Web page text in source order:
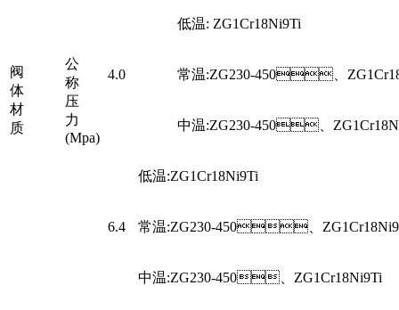
阀
体
材
质
公
称
压
力
(Mpa)
4.0
低温: ZG1Cr18Ni9Ti
常温:ZG230-450、
中温:ZG230-450、
6.4
低温:ZG1Cr18Ni9Ti
常温:ZG230-450、
中温:ZG230-450、ZG1Cr18Ni9Ti